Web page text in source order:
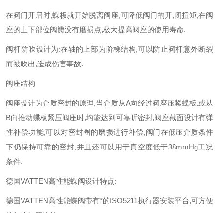
在阀门开启时,蝶板就开始脱离阀座,可降低阀门的开,闭扭矩,在阀
座的上下部位阀瓣没有磨损点,极大提高阀座的使用寿命.
阀杆防吹设计为:在轴的上部为阶梯结构,可以防止阀杆意外断裂
而被吹出,造成伤害事故.
阀座结构
阀座设计为介质密封的原理,当介质从A向经过阀座压紧蝶板,或从
B向推动蝶板紧压阀座时,均能达到可靠听密封,阀座截面设计有弹
性补偿功能,可以对密封圈的磨损进行补偿,阀门在低压介质条件
下仍保持可靠的密封,并且还可以用于真空度低于38mmHg工况
条件.
德国VATTEN高性能蝶阀设计特点:
德国VATTEN高性能蝶阀带有*的ISO5211执行器安装平台,可方便